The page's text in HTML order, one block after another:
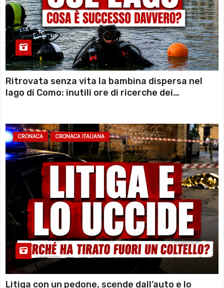
Ritrovata senza vita la bambina dispersa nel
lago di Como: inutili ore di ricerche dei
CRONACA CRONACA ITALIANA
Litiga con un pedone, scende dall’auto e lo